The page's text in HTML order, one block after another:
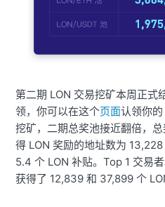
第二期 LON 交易挖矿本周正式
领，你可以在这个页面认领你
挖矿，二期总奖池接近翻倍，
得 LON 奖励的地址数为
5.4 个 LON 补贴。Top 1 交易
获得了 12,839 和 37,899 个